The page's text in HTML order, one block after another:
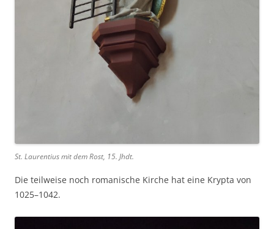
St. Laurentius mit dem Rost, 15. Jhdt.
Die teilweise noch romanische Kirche hat eine Krypta von
1025–1042.